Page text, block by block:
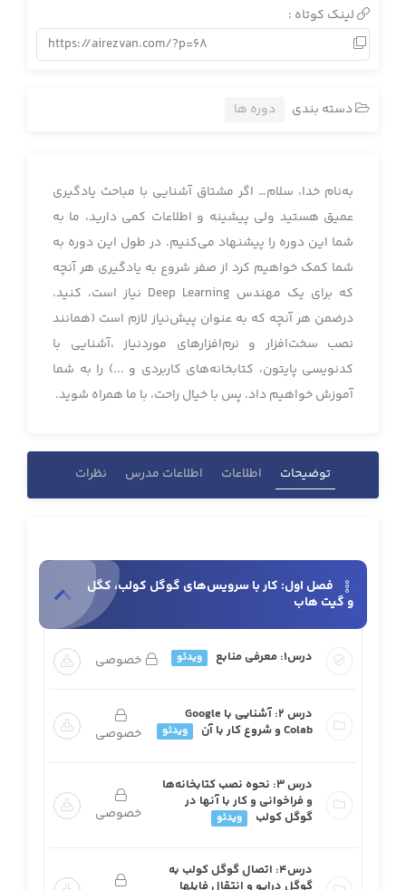
لینک کوتاه :
https://airezvan.com/?p=68
دسته بندی دوره ها
به‌نام خدا، سلام… اگر مشتاق آشنایی با مباحث یادگیری
عمیق هستید ولی پیشینه و اطلاعات کمی دارید، ما به
شما این دوره را پیشنهاد می‌کنیم. در طول این دوره به
شما کمک خواهیم کرد از صفر شروع به یادگیری هر آنچه
که برای یک مهندس Deep Learning نیاز است، کنید.
درضمن هر آنچه که به عنوان پیش‌نیاز لازم است (همانند
نصب سخت‌افزار و نرم‌افزارهای موردنیاز ،آشنایی با
کدنویسی پایتون، کتابخانه‌های کاربردی و ...) را به شما
آموزش خواهیم داد. پس با خیال راحت، با ما همراه شوید.
توضیحات اطلاعات اطلاعات مدرس نظرات
فصل اول: کار با سرویس‌های گوگل کولب، کگل
و گیت هاب
درس1: معرفی منابع ویدئو خصوصی
درس 2: آشنایی با Google
Colab و شروع کار با آن
ویدئو خصوصی
درس 3: نحوه نصب کتابخانه‌ها
و فراخوانی و کار با آنها در
گوگل کولب
ویدئو خصوصی
درس4: اتصال گوگل کولب به